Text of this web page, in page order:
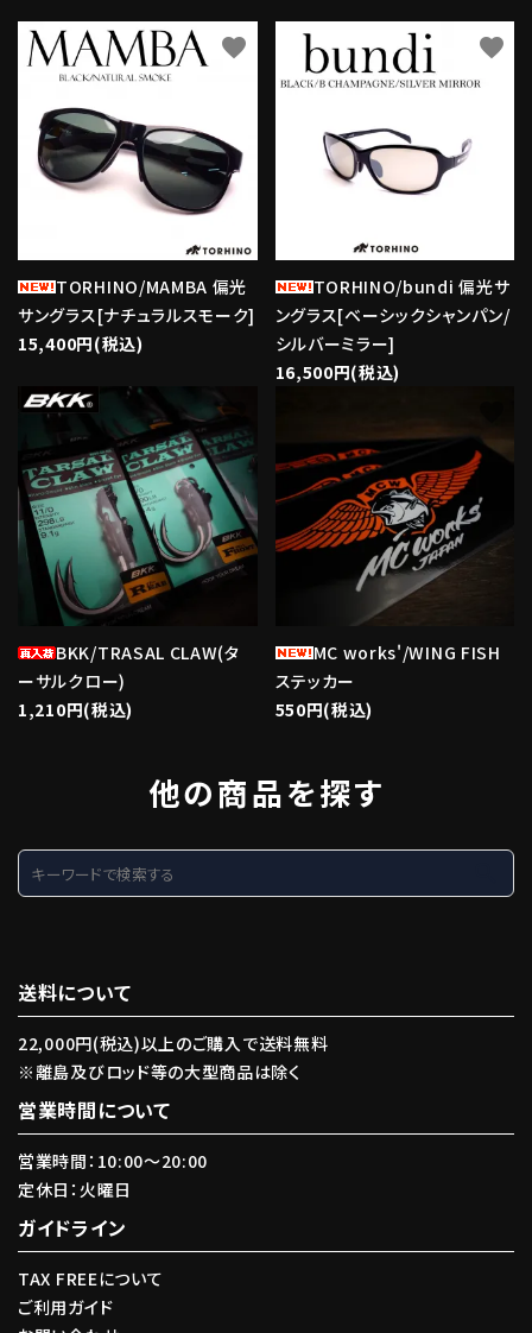
TORHINO/MAMBA 偏光
サングラス[ナチュラルスモーク]
15,400円(税込)
favorite
TORHINO/bundi 偏光サ
ングラス[ベーシックシャンパン/
シルバーミラー]
16,500円(税込)
favorite
BKK/TRASAL CLAW(タ
ーサルクロー)
1,210円(税込)
favorite
MC works'/WING FISH
ステッカー
550円(税込)
他の商品を探す
送料について
22,000円(税込)以上のご購入で送料無料
※離島及びロッド等の大型商品は除く
営業時間について
営業時間：10:00〜20:00
定休日：火曜日
ガイドライン
TAX FREEについて
ご利用ガイド